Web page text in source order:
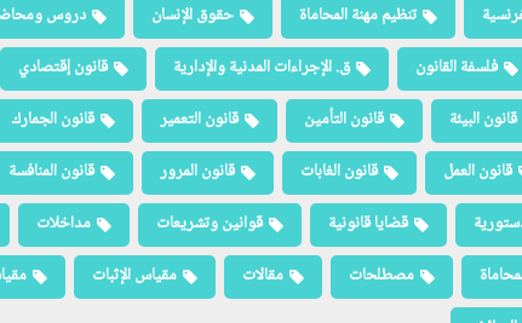
تنظيم مهنة المحاماة حقوق الإنسان دروس
فلسفة القانون ق. الإجراءات المدنية والإدارية قانون إقتصادي
قانون البيئة قانون التأمين قانون التعمير قانون الجمارك
قانون العمل قانون الغابات قانون المرور قانون المنافسة
قضايا قانونية قوانين وتشريعات مداخلات
مصطلحات مقالات مقياس الإثبات